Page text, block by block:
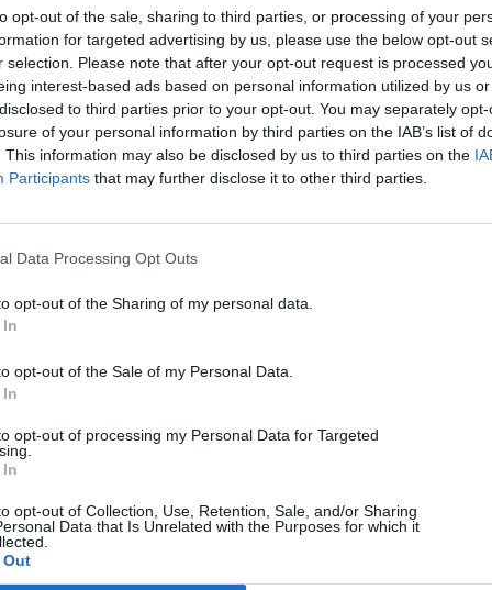
opt-out of the sale, sharing to third parties, or processing of your
for targeted advertising by us, please use the below opt-out
selection. Please note that after your opt-out request is processed
interest-based ads based on personal information utilized by us
to third parties prior to your opt-out. You may separately
of your personal information by third parties on the IAB’s list of
This information may also be disclosed by us to third parties on the
Participants that may further disclose it to other third parties.
Data Processing Opt Outs
opt-out of the Sharing of my personal data.
opt-out of the Sale of my Personal Data.
opt-out of processing my Personal Data for Targeted
opt-out of Collection, Use, Retention, Sale, and/or Sharing
Data that Is Unrelated with the Purposes for which it